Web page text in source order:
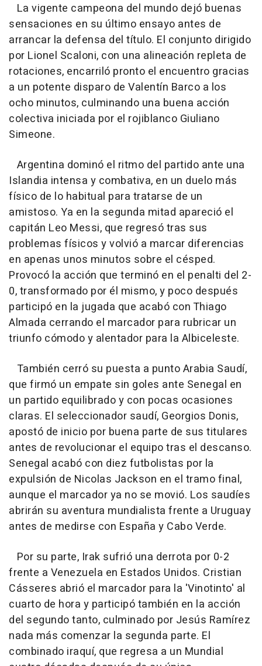
La vigente campeona del mundo dejó buenas
sensaciones en su último ensayo antes de
arrancar la defensa del título. El conjunto dirigido
por Lionel Scaloni, con una alineación repleta de
rotaciones, encarriló pronto el encuentro gracias
a un potente disparo de Valentín Barco a los
ocho minutos, culminando una buena acción
colectiva iniciada por el rojiblanco Giuliano
Simeone.
Argentina dominó el ritmo del partido ante una
Islandia intensa y combativa, en un duelo más
físico de lo habitual para tratarse de un
amistoso. Ya en la segunda mitad apareció el
capitán Leo Messi, que regresó tras sus
problemas físicos y volvió a marcar diferencias
en apenas unos minutos sobre el césped.
Provocó la acción que terminó en el penalti del 2-
0, transformado por él mismo, y poco después
participó en la jugada que acabó con Thiago
Almada cerrando el marcador para rubricar un
triunfo cómodo y alentador para la Albiceleste.
También cerró su puesta a punto Arabia Saudí,
que firmó un empate sin goles ante Senegal en
un partido equilibrado y con pocas ocasiones
claras. El seleccionador saudí, Georgios Donis,
apostó de inicio por buena parte de sus titulares
antes de revolucionar el equipo tras el descanso.
Senegal acabó con diez futbolistas por la
expulsión de Nicolas Jackson en el tramo final,
aunque el marcador ya no se movió. Los saudíes
abrirán su aventura mundialista frente a Uruguay
antes de medirse con España y Cabo Verde.
Por su parte, Irak sufrió una derrota por 0-2
frente a Venezuela en Estados Unidos. Cristian
Cásseres abrió el marcador para la 'Vinotinto' al
cuarto de hora y participó también en la acción
del segundo tanto, culminado por Jesús Ramírez
nada más comenzar la segunda parte. El
combinado iraquí, que regresa a un Mundial